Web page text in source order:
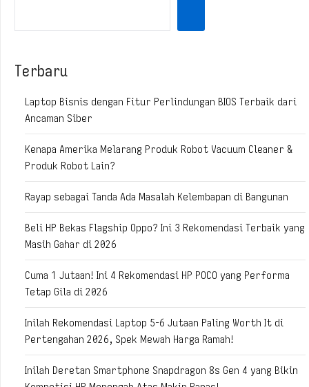
Terbaru
Laptop Bisnis dengan Fitur Perlindungan BIOS Terbaik dari
Ancaman Siber
Kenapa Amerika Melarang Produk Robot Vacuum Cleaner &
Produk Robot Lain?
Rayap sebagai Tanda Ada Masalah Kelembapan di Bangunan
Beli HP Bekas Flagship Oppo? Ini 3 Rekomendasi Terbaik yang
Masih Gahar di 2026
Cuma 1 Jutaan! Ini 4 Rekomendasi HP POCO yang Performa
Tetap Gila di 2026
Inilah Rekomendasi Laptop 5-6 Jutaan Paling Worth It di
Pertengahan 2026, Spek Mewah Harga Ramah!
Inilah Deretan Smartphone Snapdragon 8s Gen 4 yang Bikin